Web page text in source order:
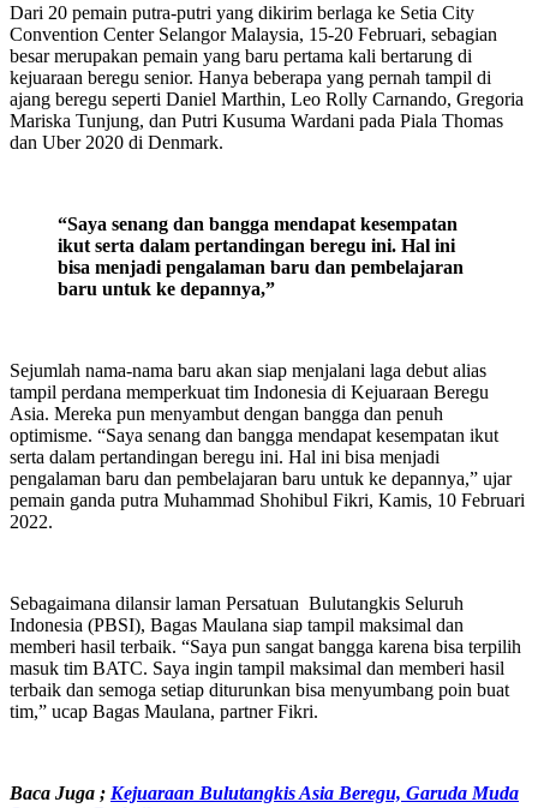
Dari 20 pemain putra-putri yang dikirim berlaga ke Setia City
Convention Center Selangor Malaysia, 15-20 Februari, sebagian
besar merupakan pemain yang baru pertama kali bertarung di
kejuaraan beregu senior. Hanya beberapa yang pernah tampil di
ajang beregu seperti Daniel Marthin, Leo Rolly Carnando, Gregoria
Mariska Tunjung, dan Putri Kusuma Wardani pada Piala Thomas
dan Uber 2020 di Denmark.
“Saya senang dan bangga mendapat kesempatan
ikut serta dalam pertandingan beregu ini. Hal ini
bisa menjadi pengalaman baru dan pembelajaran
baru untuk ke depannya,”
Sejumlah nama-nama baru akan siap menjalani laga debut alias
tampil perdana memperkuat tim Indonesia di Kejuaraan Beregu
Asia. Mereka pun menyambut dengan bangga dan penuh
optimisme. “Saya senang dan bangga mendapat kesempatan ikut
serta dalam pertandingan beregu ini. Hal ini bisa menjadi
pengalaman baru dan pembelajaran baru untuk ke depannya,” ujar
pemain ganda putra Muhammad Shohibul Fikri, Kamis, 10 Februari
2022.
Sebagaimana dilansir laman Persatuan Bulutangkis Seluruh
Indonesia (PBSI), Bagas Maulana siap tampil maksimal dan
memberi hasil terbaik. “Saya pun sangat bangga karena bisa terpilih
masuk tim BATC. Saya ingin tampil maksimal dan memberi hasil
terbaik dan semoga setiap diturunkan bisa menyumbang poin buat
tim,” ucap Bagas Maulana, partner Fikri.
Baca Juga ; Kejuaraan Bulutangkis Asia Beregu, Garuda Muda